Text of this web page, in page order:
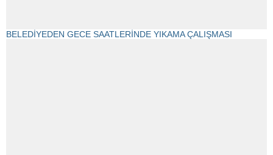
BELEDİYEDEN GECE SAATLERİNDE YIKAMA ÇALIŞMASI